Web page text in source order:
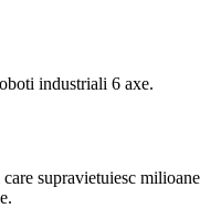
industriali 6 axe.
supravietuiesc